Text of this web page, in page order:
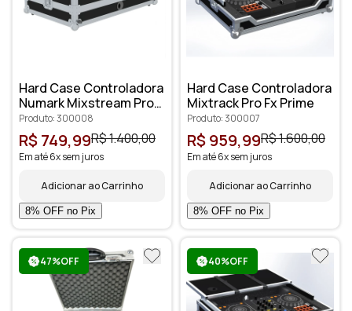
Hard Case Controladora
Numark Mixstream Pro
Go
Produto: 300008
R$ 749,99R$ 1.400,00
Em até 6x sem juros
Adicionar ao Carrinho
Hard Case Controladora
Mixtrack Pro Fx Prime
Produto: 300007
R$ 959,99R$ 1.600,00
Em até 6x sem juros
Adicionar ao Carrinho
47%OFF 40%OFF